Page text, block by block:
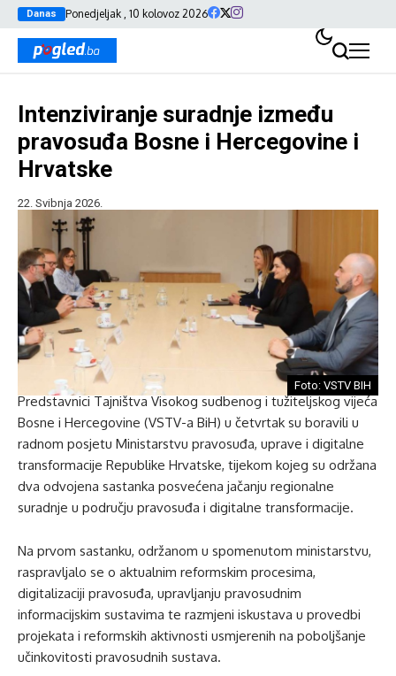
Danas Ponedjeljak , 10 kolovoz 2026
Intenziviranje suradnje između
pravosuđa Bosne i Hercegovine i
Hrvatske
22. Svibnja 2026.
Foto: VSTV BIH
Predstavnici Tajništva Visokog sudbenog i tužiteljskog vijeća
Bosne i Hercegovine (VSTV-a BiH) u četvrtak su boravili u
radnom posjetu Ministarstvu pravosuđa, uprave i digitalne
transformacije Republike Hrvatske, tijekom kojeg su održana
dva odvojena sastanka posvećena jačanju regionalne
suradnje u području pravosuđa i digitalne transformacije.
Na prvom sastanku, održanom u spomenutom ministarstvu,
raspravljalo se o aktualnim reformskim procesima,
digitalizaciji pravosuđa, upravljanju pravosudnim
informacijskim sustavima te razmjeni iskustava u provedbi
projekata i reformskih aktivnosti usmjerenih na poboljšanje
učinkovitosti pravosudnih sustava.